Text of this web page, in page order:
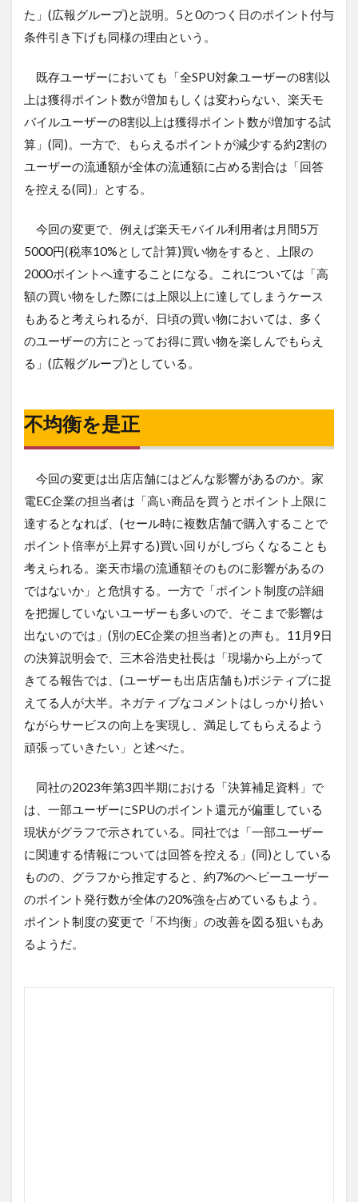
た」(広報グループ)と説明。5と0のつく日のポイント付与
条件引き下げも同様の理由という。
既存ユーザーにおいても「全SPU対象ユーザーの8割以
上は獲得ポイント数が増加もしくは変わらない、楽天モ
バイルユーザーの8割以上は獲得ポイント数が増加する試
算」(同)。一方で、もらえるポイントが減少する約2割の
ユーザーの流通額が全体の流通額に占める割合は「回答
を控える(同)」とする。
今回の変更で、例えば楽天モバイル利用者は月間5万
5000円(税率10%として計算)買い物をすると、上限の
2000ポイントへ達することになる。これについては「高
額の買い物をした際には上限以上に達してしまうケース
もあると考えられるが、日頃の買い物においては、多く
のユーザーの方にとってお得に買い物を楽しんでもらえ
る」(広報グループ)としている。
不均衡を是正
今回の変更は出店店舗にはどんな影響があるのか。家
電EC企業の担当者は「高い商品を買うとポイント上限に
達するとなれば、(セール時に複数店舗で購入することで
ポイント倍率が上昇する)買い回りがしづらくなることも
考えられる。楽天市場の流通額そのものに影響があるの
ではないか」と危惧する。一方で「ポイント制度の詳細
を把握していないユーザーも多いので、そこまで影響は
出ないのでは」(別のEC企業の担当者)との声も。11月9日
の決算説明会で、三木谷浩史社長は「現場から上がって
きてる報告では、(ユーザーも出店店舗も)ポジティブに捉
えてる人が大半。ネガティブなコメントはしっかり拾い
ながらサービスの向上を実現し、満足してもらえるよう
頑張っていきたい」と述べた。
同社の2023年第3四半期における「決算補足資料」で
は、一部ユーザーにSPUのポイント還元が偏重している
現状がグラフで示されている。同社では「一部ユーザー
に関連する情報については回答を控える」(同)としている
ものの、グラフから推定すると、約7%のヘビーユーザー
のポイント発行数が全体の20%強を占めているもよう。
ポイント制度の変更で「不均衡」の改善を図る狙いもあ
るようだ。